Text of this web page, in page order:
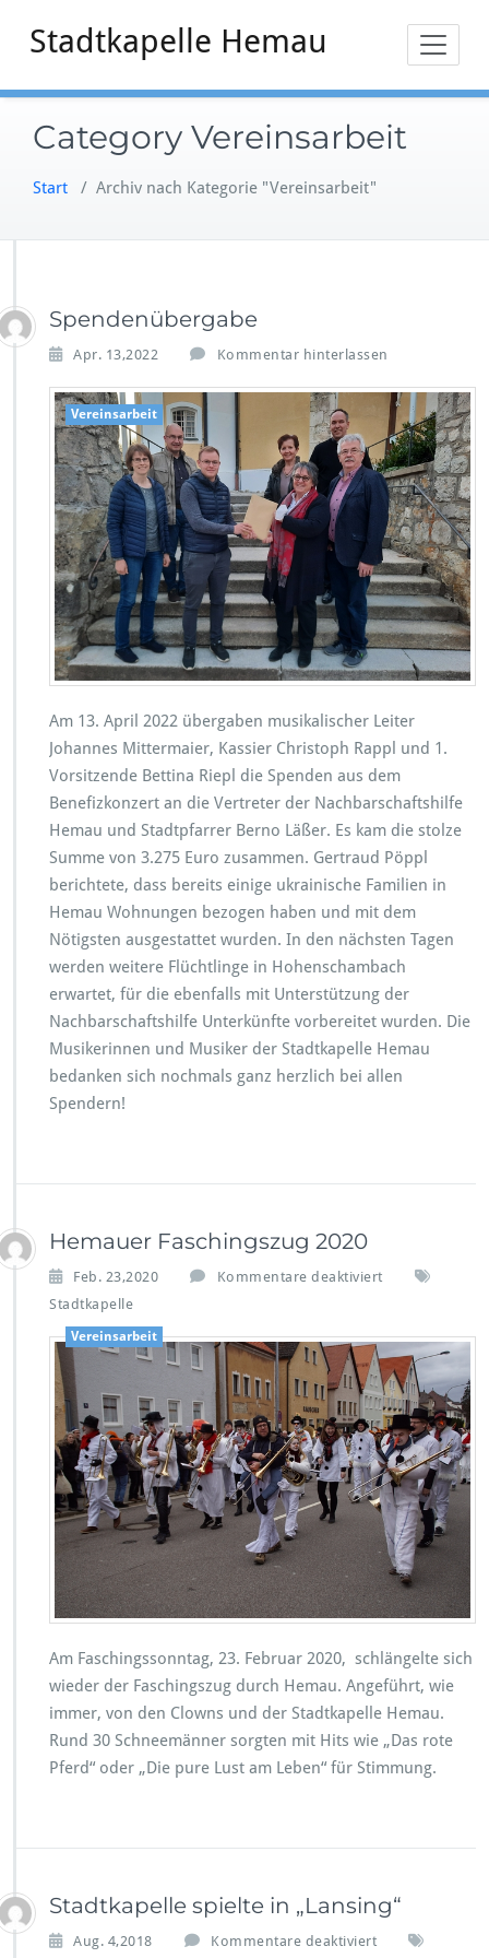
InhaltStadtkapelle Hemau
Category Vereinsarbeit
Start / Archiv nach Kategorie "Vereinsarbeit"
Spendenübergabe
Apr. 13,2022 Kommentar hinterlassen
Vereinsarbeit
Am 13. April 2022 übergaben musikalischer Leiter
Johannes Mittermaier, Kassier Christoph Rappl und 1.
Vorsitzende Bettina Riepl die Spenden aus dem
Benefizkonzert an die Vertreter der Nachbarschaftshilfe
Hemau und Stadtpfarrer Berno Läßer. Es kam die stolze
Summe von 3.275 Euro zusammen. Gertraud Pöppl
berichtete, dass bereits einige ukrainische Familien in
Hemau Wohnungen bezogen haben und mit dem
Nötigsten ausgestattet wurden. In den nächsten Tagen
werden weitere Flüchtlinge in Hohenschambach
erwartet, für die ebenfalls mit Unterstützung der
Nachbarschaftshilfe Unterkünfte vorbereitet wurden. Die
Musikerinnen und Musiker der Stadtkapelle Hemau
bedanken sich nochmals ganz herzlich bei allen
Spendern!
Hemauer Faschingszug 2020
Feb. 23,2020 Kommentare deaktiviert
H
e
m
a
u
e
r
F
a
s
c
h
i
n
s
z
u
g
0
Stadtkapelle
Vereinsarbeit
Am Faschingssonntag, 23. Februar 2020, schlängelte sich
wieder der Faschingszug durch Hemau. Angeführt, wie
immer, von den Clowns und der Stadtkapelle Hemau.
Rund 30 Schneemänner sorgten mit Hits wie „Das rote
Pferd“ oder „Die pure Lust am Leben“ für Stimmung.
Stadtkapelle spielte in „Lansing“
Aug. 4,2018 Kommentare deaktiviert